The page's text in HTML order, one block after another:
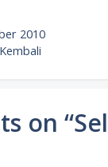
2010
on